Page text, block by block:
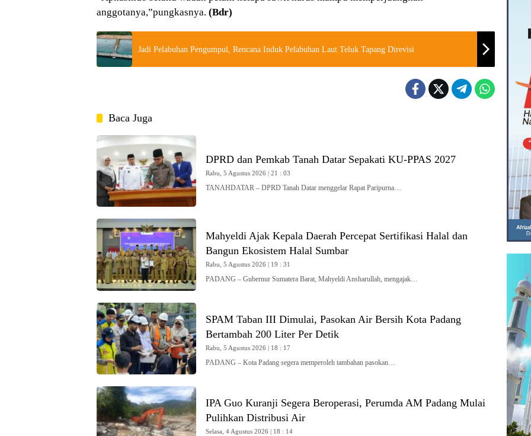
anggotanya,”pungkasnya. (Bdr)
Jadi Pelabuhan Pengumpul, Rencana Induk Pelabuhan Laut Teluk Tapang Direvisi
Baca Juga
DPRD dan Pemkab Tanah Datar Sepakati KU-PPAS 2027
Rabu, 5 Agustus 2026 | 21 : 03
TANAHDATAR – DPRD Tanah Datar menggelar Rapat Paripurna…
Mahyeldi Ajak Kepala Daerah Percepat Sertifikasi Halal dan
Bangun Ekosistem Halal Sumbar
Rabu, 5 Agustus 2026 | 19 : 31
PADANG – Gubernur Sumatera Barat, Mahyeldi Ansharullah, mengajak…
SPAM Taban III Dimulai, Pasokan Air Bersih Kota Padang
Bertambah 200 Liter Per Detik
Rabu, 5 Agustus 2026 | 18 : 17
PADANG – Kota Padang segera memperoleh tambahan pasokan…
IPA Guo Kuranji Segera Beroperasi, Perumda AM Padang Mulai
Pulihkan Distribusi Air
Selasa, 4 Agustus 2026 | 18 : 14